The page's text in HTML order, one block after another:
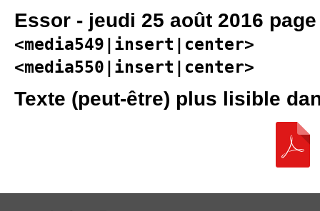
Essor - jeudi 25 août 2016
<media549|insert|center>
<media550|insert|center>
Texte (peut-être) plus lisible